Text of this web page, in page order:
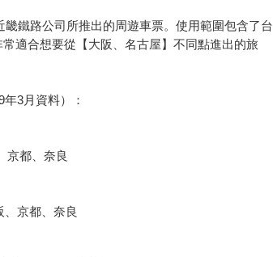
畿鐵路公司所推出的周遊車票。使用範圍包含了台
適合想要從【大阪、名古屋】不同點進出的旅
3月資料）：
京都、奈良
、京都、奈良